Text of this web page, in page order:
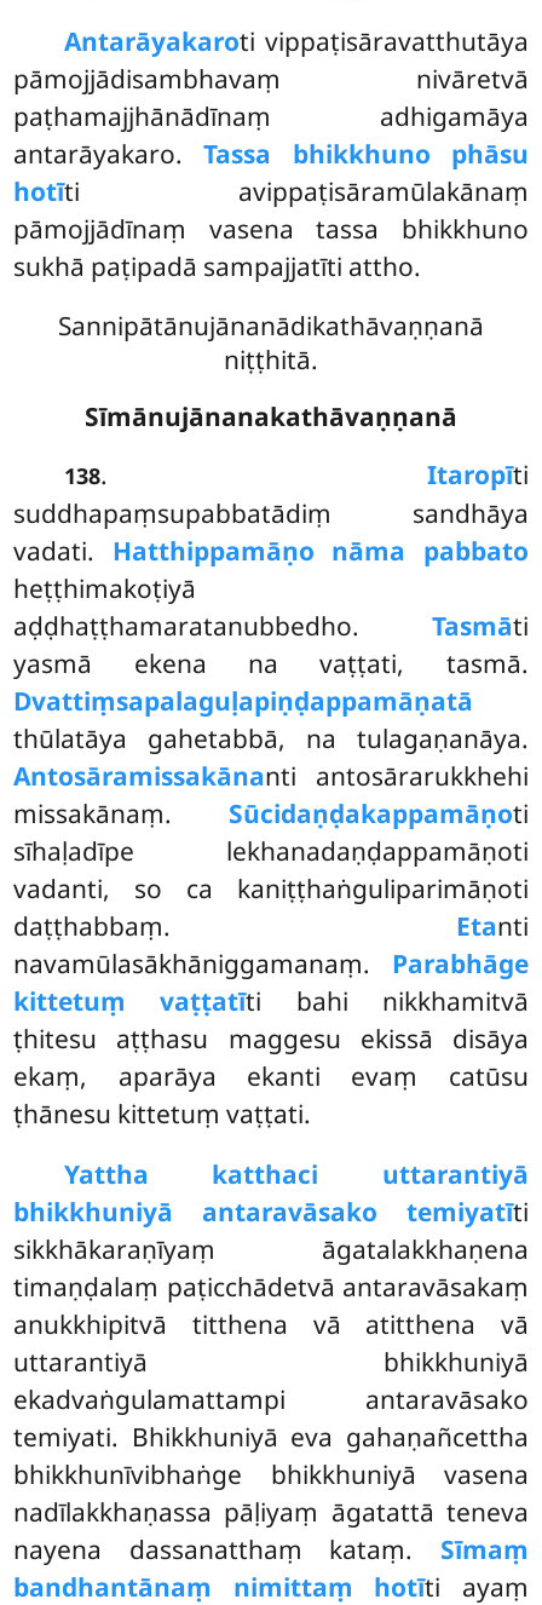
Antarāyakaroti vippaṭisāravatthutāya
pāmojjādisambhavaṃ nivāretvā
paṭhamajjhānādīnaṃ adhigamāya
antarāyakaro.Tassa bhikkhuno phāsu
hotīti avippaṭisāramūlakānaṃ
pāmojjādīnaṃ vasena tassa bhikkhuno
sukhā paṭipadā sampajjatīti attho.
Sannipātānujānanādikathāvaṇṇanā
niṭṭhitā.
Sīmānujānanakathāvaṇṇanā
138. Itaropīti
suddhapaṃsupabbatādiṃ sandhāya
vadati. Hatthippamāṇo nāma pabbato
heṭṭhimakoṭiyā
aḍḍhaṭṭhamaratanubbedho. Tasmāti
yasmā ekena na vaṭṭati, tasmā.
Dvattiṃsapalaguḷapiṇḍappamāṇatā
thūlatāya gahetabbā, na tulagaṇanāya.
Antosāramissakānanti antosārarukkhehi
missakānaṃ. Sūcidaṇḍakappamāṇoti
sīhaḷadīpe lekhanadaṇḍappamāṇoti
vadanti, so ca kaniṭṭhaṅguliparimāṇoti
daṭṭhabbaṃ. Etanti
navamūlasākhāniggamanaṃ. Parabhāge
kittetuṃ vaṭṭatīti bahi nikkhamitvā
ṭhitesu aṭṭhasu maggesu ekissā disāya
ekaṃ, aparāya ekanti evaṃ catūsu
ṭhānesu kittetuṃ vaṭṭati.
Yattha katthaci uttarantiyā
bhikkhuniyā antaravāsako temiyatīti
sikkhākaraṇīyaṃ āgatalakkhaṇena
timaṇḍalaṃ paṭicchādetvā antaravāsakaṃ
anukkhipitvā titthena vā atitthena vā
uttarantiyā bhikkhuniyā
ekadvaṅgulamattampi antaravāsako
temiyati. Bhikkhuniyā eva gahaṇañcettha
bhikkhunīvibhaṅge bhikkhuniyā vasena
nadīlakkhaṇassa pāḷiyaṃ āgatattā teneva
nayena dassanatthaṃ kataṃ. Sīmaṃ
bandhantānaṃ nimittaṃ hotīti ayaṃ